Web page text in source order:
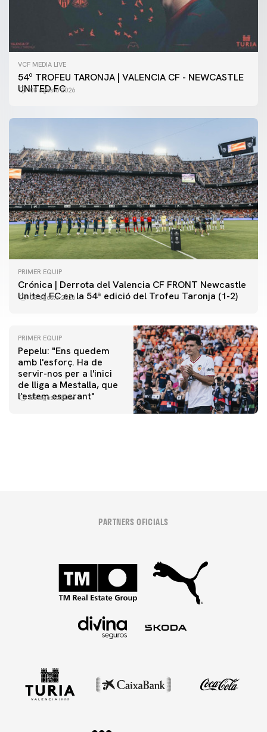
VCF MEDIA LIVE
54º TROFEU TARONJA | VALENCIA CF - NEWCASTLE
UNITED FC
08 agosto 2026
PRIMER EQUIP
Crónica | Derrota del Valencia CF FRONT Newcastle
United FC en la 54ª edició del Trofeu Taronja (1-2)
08 agosto 2026
PRIMER EQUIP
Pepelu: "Ens quedem
amb l'esforç. Ha de
servir-nos per a l'inici
de lliga a Mestalla, que
l'estem esperant"
08 agosto 2026
PRIMER EQUIP
📸 #ValenciaNUFC
PRIMER EQUIP
MESTALLA 📍
PARTNERS OFICIALS